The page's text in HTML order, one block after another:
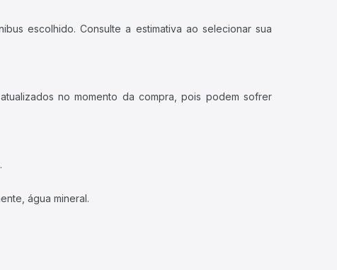
escolhido. Consulte a estimativa ao selecionar sua
no momento da compra, pois podem sofrer
água mineral.